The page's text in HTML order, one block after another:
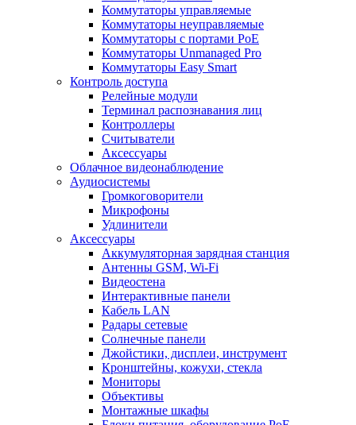
Коммутаторы управляемые
Коммутаторы неуправляемые
Коммутаторы с портами PoE
Коммутаторы Unmanaged Pro
Коммутаторы Easy Smart
Контроль доступа
Релейные модули
Терминал распознавания лиц
Контроллеры
Считыватели
Аксессуары
Облачное видеонаблюдение
Аудиосистемы
Громкоговорители
Микрофоны
Удлинители
Аксессуары
Аккумуляторная зарядная станция
Антенны GSM, Wi-Fi
Видеостена
Интерактивные панели
Кабель LAN
Радары сетевые
Солнечные панели
Джойстики, дисплеи, инструмент
Кронштейны, кожухи, стекла
Мониторы
Объективы
Монтажные шкафы